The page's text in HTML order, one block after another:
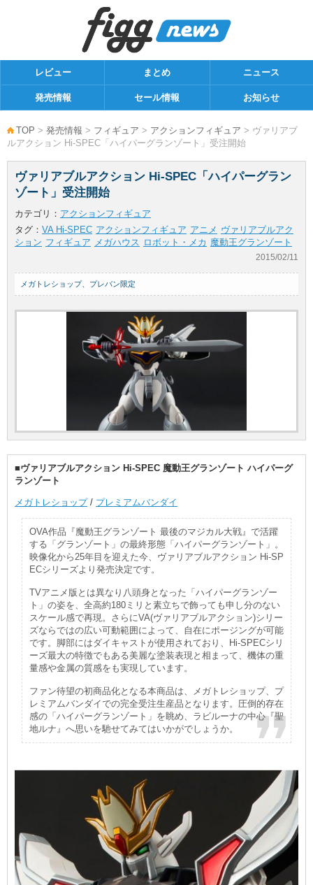
レビュー まとめ ニュース
発売情報 セール情報 お知らせ
TOP > 発売情報 > フィギュア > アクションフィギュア > ヴァリアブ
ルアクション Hi-SPEC「ハイパーグランゾート」受注開始
ヴァリアブルアクション Hi-SPEC「ハイパーグラン
ゾート」受注開始
カテゴリ： アクションフィギュア
タグ： VA Hi-SPEC アクションフィギュア アニメ ヴァリアブルアク
ション フィギュア メガハウス ロボット・メカ 魔動王グランゾート
2015/02/11
メガトレショップ、プレバン限定
■ヴァリアブルアクション Hi-SPEC 魔動王グランゾート ハイパーグ
ランゾート
メガトレショップ/ プレミアムバンダイ
OVA作品『魔動王グランゾート 最後のマジカル大戦』で活躍
する「グランゾート」の最終形態「ハイパーグランゾート」。
映像化から25年目を迎えた今、ヴァリアブルアクション Hi-SP
ECシリーズより発売決定です。
TVアニメ版とは異なり八頭身となった「ハイパーグランゾー
ト」の姿を、全高約180ミリと素立ちで飾っても申し分のない
スケール感で再現。さらにVA(ヴァリアブルアクション)シリー
ズならではの広い可動範囲によって、自在にポージングが可能
です。脚部にはダイキャストが使用されており、Hi-SPECシリ
ーズ最大の特徴でもある美麗な塗装表現と相まって、機体の重
量感や金属の質感をも実現しています。
ファン待望の初商品化となる本商品は、メガトレショップ、プ
レミアムバンダイでの完全受注生産品となります。圧倒的存在
感の「ハイパーグランゾート」を眺め、ラビルーナの中心『聖
地ルナ』へ思いを馳せてみてはいかがでしょうか。